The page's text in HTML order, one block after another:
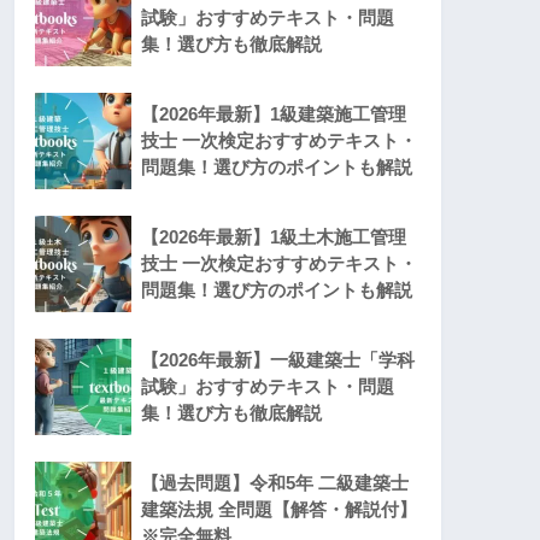
試験」おすすめテキスト・問題
集！選び方も徹底解説
【2026年最新】1級建築施工管理
技士 一次検定おすすめテキスト・
問題集！選び方のポイントも解説
【2026年最新】1級土木施工管理
技士 一次検定おすすめテキスト・
問題集！選び方のポイントも解説
【2026年最新】一級建築士「学科
試験」おすすめテキスト・問題
集！選び方も徹底解説
【過去問題】令和5年 二級建築士
建築法規 全問題【解答・解説付】